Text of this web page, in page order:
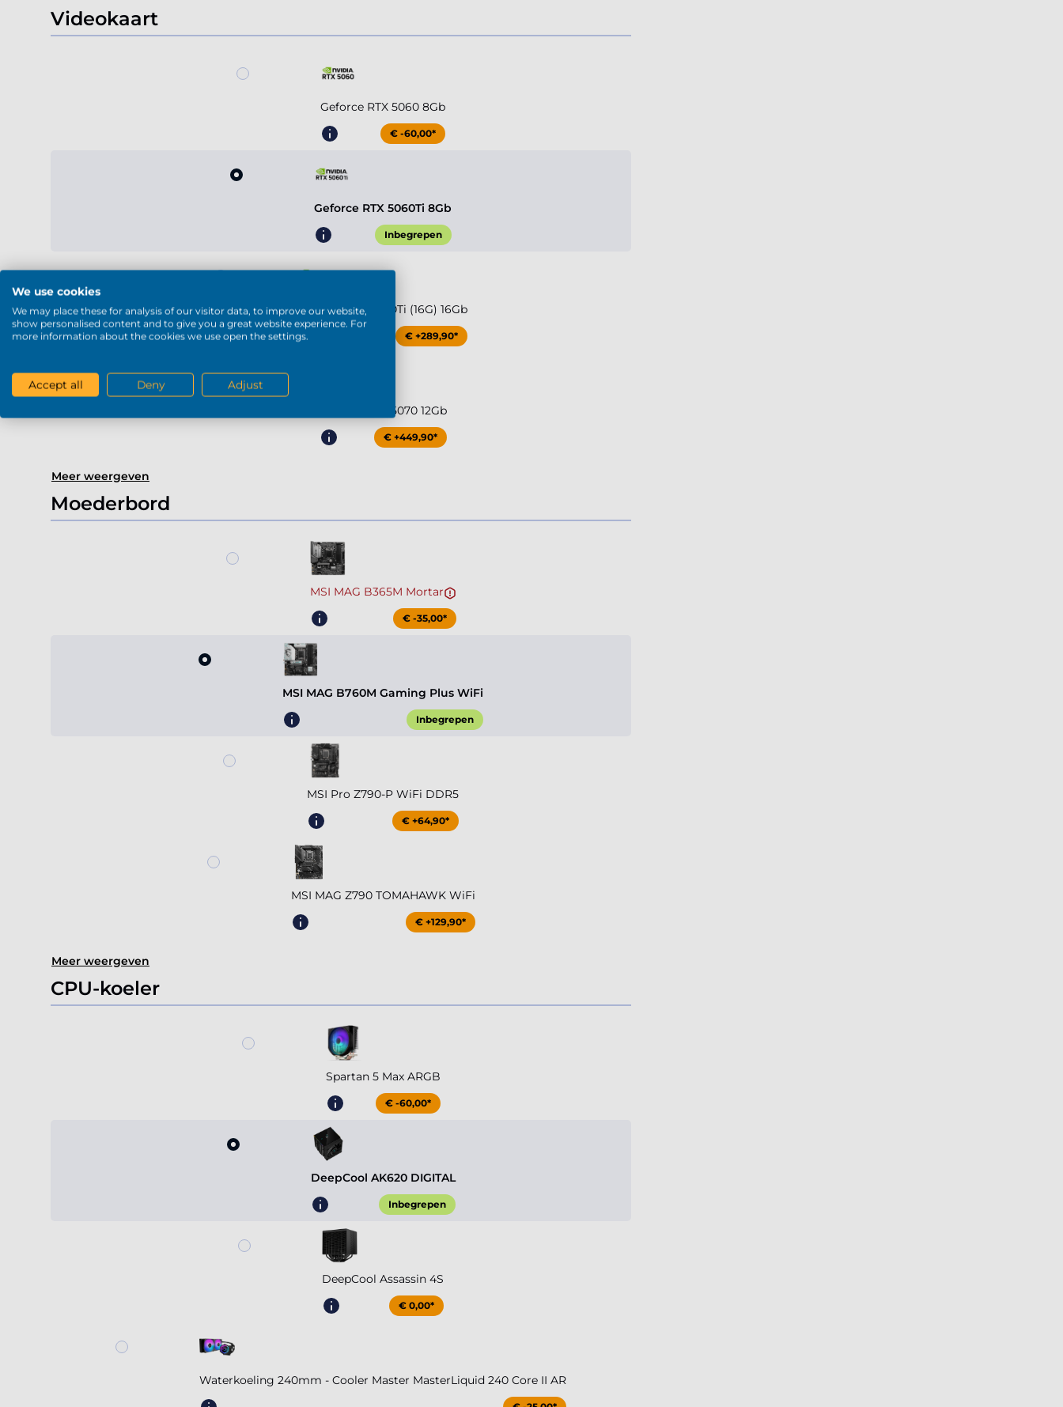
Videokaart
Geforce RTX 5060 8Gb
€ -60,00*
Geforce RTX 5060Ti 8Gb
Inbegrepen
Geforce RTX 5060Ti (16G) 16Gb
€ +289,90*
Geforce RTX 5070 12Gb
€ +449,90*
Meer weergeven
Moederbord
MSI MAG B365M Mortar
€ -35,00*
MSI MAG B760M Gaming Plus WiFi
Inbegrepen
MSI Pro Z790-P WiFi DDR5
€ +64,90*
MSI MAG Z790 TOMAHAWK WiFi
€ +129,90*
Meer weergeven
CPU-koeler
Spartan 5 Max ARGB
€ -60,00*
DeepCool AK620 DIGITAL
Inbegrepen
DeepCool Assassin 4S
€ 0,00*
Waterkoeling 240mm - Cooler Master MasterLiquid 240 Core II AR
We use cookies
We may place these for analysis of our visitor data, to improve our website,
show personalised content and to give you a great website experience. For
more information about the cookies we use open the settings.
Accept all Deny Adjust